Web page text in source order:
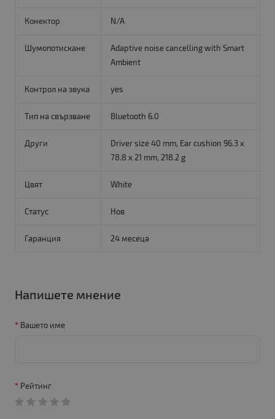
Конектор N/A
Шумопотискане
Adaptive noise cancelling with Smart
Ambient
Контрол на звука yes
Тип на свързване Bluetooth 6.0
Други
Driver size 40 mm, Ear cushion 96.3 x
78.8 x 21 mm, 218.2 g
Цвят White
Статус Нов
Гаранция 24 месеца
Напишете мнение
Вашето име
Рейтинг